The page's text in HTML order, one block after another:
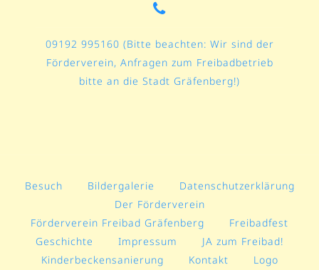
09192 995160 (Bitte beachten: Wir sind der
Förderverein, Anfragen zum Freibadbetrieb
bitte an die Stadt Gräfenberg!)
Besuch Bildergalerie
Datenschutzerklärung
Der Förderverein
Förderverein Freibad Gräfenberg
Freibadfest
Geschichte
Impressum
JA zum Freibad!
Kinderbeckensanierung
Kontakt Logo